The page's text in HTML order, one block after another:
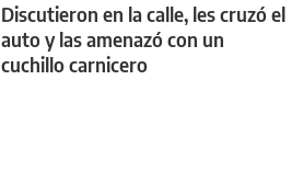
Discutieron en la calle, les cruzó el
auto y las amenazó con un
cuchillo carnicero